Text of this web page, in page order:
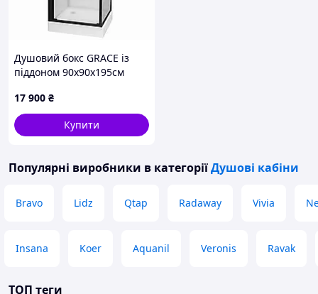
Душовий бокс GRACE із
піддоном 90x90x195см
mat
17 900 ₴
Купити
Популярні виробники в категоріїДушові кабіни
Bravo Lidz Qtap Radaway Vivia
Insana Koer Aquanil Veronis Ravak
ТОП теги